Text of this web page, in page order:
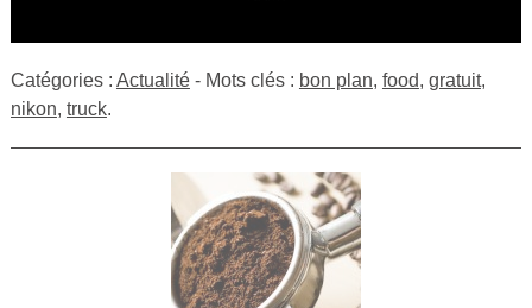
Catégories : Actualité- Mots clés : bon plan, food, gratuit,
nikon, truck.